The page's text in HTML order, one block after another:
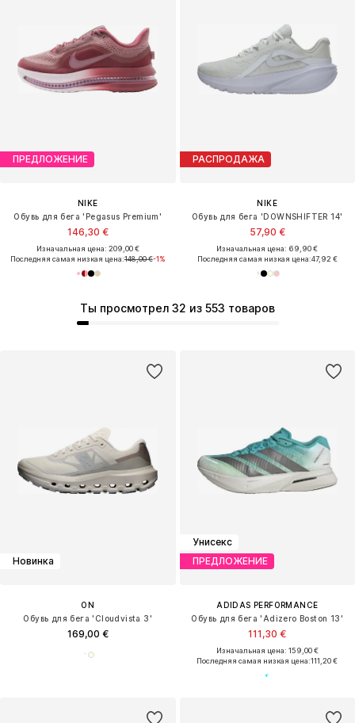
ПРЕДЛОЖЕНИЕ
NIKE
Обувь для бега 'Pegasus Premium'
146,30 €
Изначальная цена: 209,00 €
Последняя самая низкая цена:148,00 €-1%
РАСПРОДАЖА
NIKE
Обувь для бега 'DOWNSHIFTER 14'
57,90 €
Изначальная цена: 69,90 €
Последняя самая низкая цена:47,92 €
Новинка
ON
Обувь для бега 'Cloudvista 3'
169,00 €
Ты просмотрел 32 из 553 товаров
Унисекс
ПРЕДЛОЖЕНИЕ
ADIDAS PERFORMANCE
Обувь для бега 'Adizero Boston 13'
111,30 €
Изначальная цена: 159,00 €
Последняя самая низкая цена:111,20 €